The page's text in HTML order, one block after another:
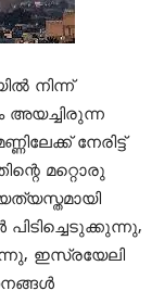
നിന്ന്
നേരിട്ട്
മറ്റൊരു
ഇസ്രയേലി